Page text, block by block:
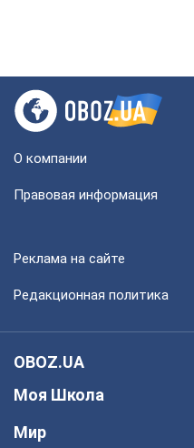
О компании
Правовая информация
Реклама на сайте
Редакционная политика
OBOZ.UA
Моя Школа
Мир